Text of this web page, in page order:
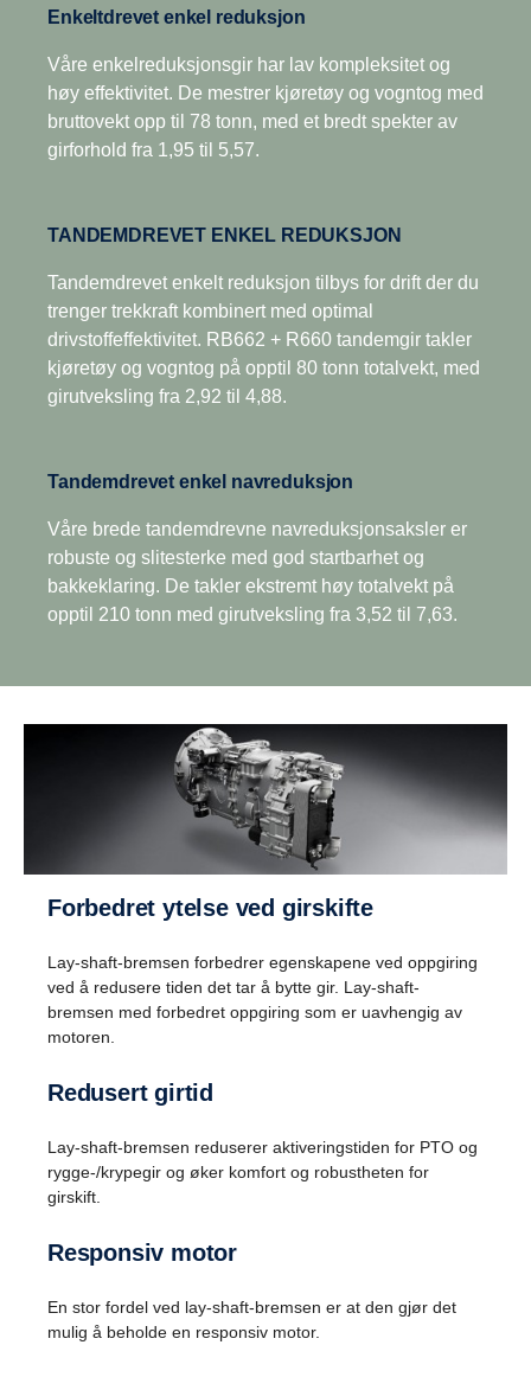
kraftuttak, er tilgjengelig for alle splittgirkasser.
vedlikeholdsstopp. Alt dette bidrar til en optimalisert total
Kjøreegenskaper
bredere girutvekslingsforhold med krabbegir og
overgir, noe som samsvarer med Scanias
lavturtallsfilosofi.
Enkeltdrevet enkel reduksjon
Våre enkelreduksjonsgir har lav kompleksitet og
høy effektivitet. De mestrer kjøretøy og vogntog med
bruttovekt opp til 78 tonn, med et bredt spekter av
girforhold fra 1,95 til 5,57.
TANDEMDREVET ENKEL REDUKSJON
Tandemdrevet enkelt reduksjon tilbys for drift der du
trenger trekkraft kombinert med optimal
drivstoffeffektivitet. RB662 + R660 tandemgir takler
kjøretøy og vogntog på opptil 80 tonn totalvekt, med
girutveksling fra 2,92 til 4,88.
Tandemdrevet enkel navreduksjon
Våre brede tandemdrevne navreduksjonsaksler er
robuste og slitesterke med god startbarhet og
bakkeklaring. De takler ekstremt høy totalvekt på
opptil 210 tonn med girutveksling fra 3,52 til 7,63.
Forbedret ytelse ved girskifte
Lay-shaft-bremsen forbedrer egenskapene ved oppgiring
ved å redusere tiden det tar å bytte gir. Lay-shaft-
bremsen med forbedret oppgiring som er uavhengig av
motoren.
Redusert girtid
Lay-shaft-bremsen reduserer aktiveringstiden for PTO og
rygge-/krypegir og øker komfort og robustheten for
girskift.
Responsiv motor
En stor fordel ved lay-shaft-bremsen er at den gjør det
mulig å beholde en responsiv motor.